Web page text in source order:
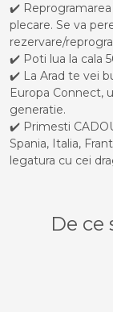
✔️ Reprogramarea
plecare. Se va
rezervare/
✔️ Poti lua la cala
✔️ La Arad te vei
Europa Connect,
generatie.
✔️ Primesti
Spania, Italia,
legatura cu cei
De ce